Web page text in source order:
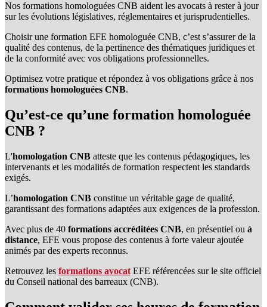
Nos formations homologuées CNB aident les avocats à rester à jour
sur les évolutions législatives, réglementaires et jurisprudentielles.
Choisir une formation EFE homologuée CNB, c’est s’assurer de la
qualité des contenus, de la pertinence des thématiques juridiques et
de la conformité avec vos obligations professionnelles.
Optimisez votre pratique et répondez à vos obligations grâce à nos
formations homologuées CNB.
Qu’est-ce qu’une formation homologuée
CNB ?
L'homologation CNB atteste que les contenus pédagogiques, les
intervenants et les modalités de formation respectent les standards
exigés.
L’homologation CNB constitue un véritable gage de qualité,
garantissant des formations adaptées aux exigences de la profession.
Avec plus de 40 formations accréditées CNB, en présentiel ou à
distance, EFE vous propose des contenus à forte valeur ajoutée
animés par des experts reconnus.
Retrouvez les formations avocat EFE référencées sur le site officiel
du Conseil national des barreaux (CNB).